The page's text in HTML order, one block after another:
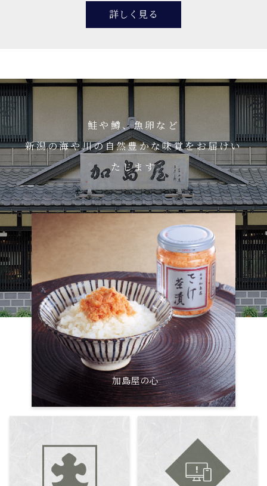
詳しく見る
鮭や鱒、魚卵など
新潟の海や川の自然豊かな味覚をお届けい
たします
加島屋の心